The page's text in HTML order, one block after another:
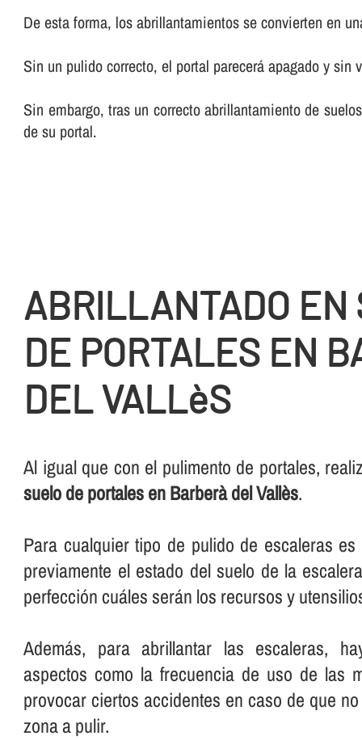
De esta forma, los abrillantamientos se convierten en
Sin un pulido correcto, el portal parecerá apagado y sin
Sin embargo, tras un correcto abrillantamiento de
de su portal.
ABRILLANTADO EN
DE PORTALES EN
DEL VALLèS
Al igual que con el pulimento de portales,
suelo de portales en Barberà del Vallès.
Para cualquier tipo de pulido de escaleras
previamente el estado del suelo de la
perfección cuáles serán los recursos y
Además, para abrillantar las escaleras,
aspectos como la frecuencia de uso de las
provocar ciertos accidentes en caso de que
zona a pulir.